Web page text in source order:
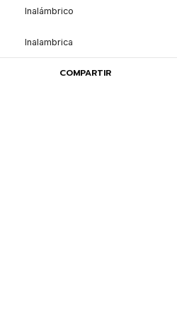
Inalámbrico
Inalambrica
COMPARTIR